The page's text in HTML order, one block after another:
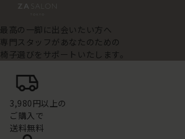
最高の一脚に出会いたい方へ
専門スタッフがあなたのための
椅子選びをサポートいたします。
3,980円以上の
ご購入で
送料無料